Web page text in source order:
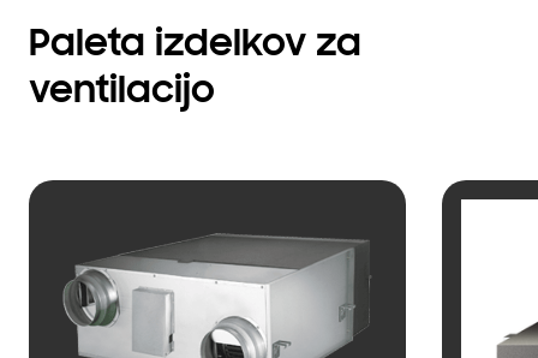
Paleta izdelkov za
ventilacijo